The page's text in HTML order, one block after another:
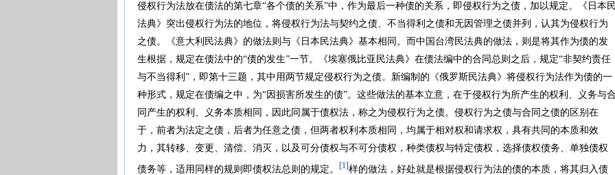
侵权行为法放在债法的第七章“各个债的关系”中，作为最后一种债的关系，即侵权行为之债，加以规定。《日本
法典》突出侵权行为法的地位，将侵权行为法与契约之债、不当得利之债和无因管理之债并列，认其为侵权行为
之债。《意大利民法典》的做法则与《日本民法典》基本相同。而中国台湾民法典的做法，则是将其作为债的发
生根据，规定在债法中的“债的发生”一节。《埃塞俄比亚民法典》在债法编中的合同总则之后，规定“非契约责任
与不当得利”，即第十三题，其中用两节规定侵权行为之债。新编制的《俄罗斯民法典》将侵权行为法作为债的一
种形式，规定在债编之中，为“因损害所发生的债”。这些做法的基本立意，在于侵权行为所产生的权利、义务与
同产生的权利、义务本质相同，因此同属于债权法，称之为侵权行为之债。侵权行为之债与合同之债的区别在
于，前者为法定之债，后者为任意之债，但两者权利本质相同，均属于相对权和请求权，具有共同的本质和效
力，其转移、变更、清偿、消灭，以及可分债权与不可分债权，种类债权与特定债权，选择债权债务、单独债权
债务等，适用同样的规则即债权法总则的规定。 [1]样的做法，好处就是根据侵权行为法的债的本质，将其归入债